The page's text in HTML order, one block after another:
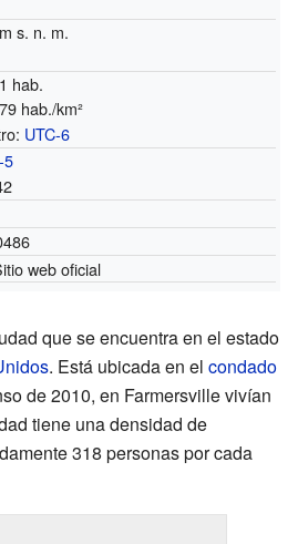
s. n. m.
hab.
hab./km²
UTC-6
5
web oficial
que se encuentra en el estado
. Está ubicada en el condado
de 2010, en Farmersville vivían
tiene una densidad de
318 personas por cada